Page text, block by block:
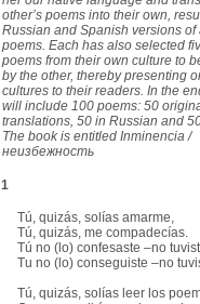
other’s poems into their own,
Russian and Spanish versions of
poems. Each has also selected
poems from their own culture to
by the other, thereby presenting
cultures to their readers. In the
will include 100 poems: 50
translations, 50 in Russian and
The book is entitled Inminencia /
неизбежность
1
Tú, quizás, solías amarme,
Tú, quizás, me compadecías.
Tú no (lo) confesaste –no
Tu no (lo) conseguiste –no
Tú, quizás, solías leer los